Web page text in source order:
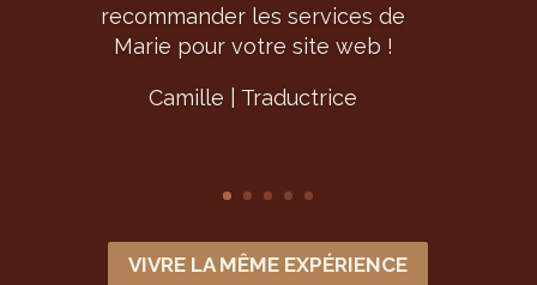
fermés. En plus, Marie esthyper
sympa, ce qui rend la
!
VIVRE LA MÊME EXPÉRIENCE